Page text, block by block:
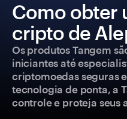
Como obter
cripto de
Os produtos Tangem
iniciantes até
criptomoedas seguras
tecnologia de ponta, a
controle e proteja seus